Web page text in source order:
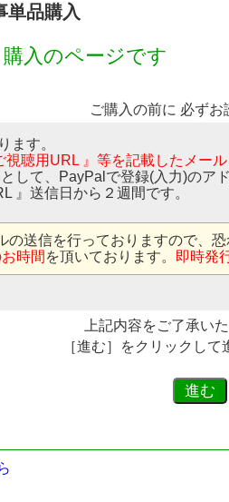
品購入
購入のページです
ご購入の前に 必ずお
ます。
視聴用URL 』等を記載したメール
して、PayPalで登録(入力)のア
』送信日から２週間です。
送信を行っておりますので、恐
時間 を頂いております。 即時発
上記内容をご了承い
［進む］をクリックして